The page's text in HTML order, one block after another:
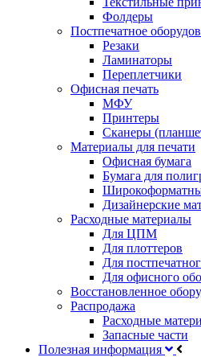
Фолдеры
Постпечатное
Резаки
Ламинаторы
Переплетчики
Офисная печать
МФУ
Принтеры
Сканеры
Материалы для печати
Офисная бумага
Бумага для
Дизайнерские
Расходные материалы
Для ЦПМ
Для плоттеров
Для
Для офисного
Восстановленное
Распродажа
Расходные
Запасные части
Полезная информация